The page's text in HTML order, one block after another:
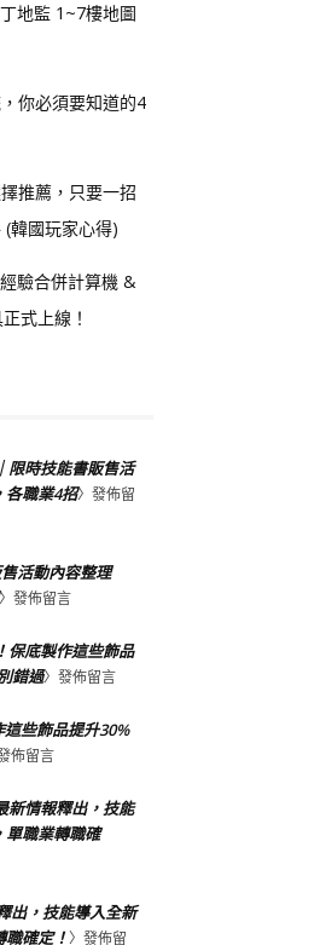
地監 1~7樓地圖
你必須要知道的4
推薦，只要一招
韓國玩家心得)
驗合併計算機 &
式上線！
限時技能書販售活
各職業4招〉發佈留
活動內容整理
〉發佈留言
保底製作這些飾品
錯過〉發佈留言
些飾品提升30%
佈留言
新情報釋出，技能
單職業轉職確
出，技能導入全新
確定！〉發佈留